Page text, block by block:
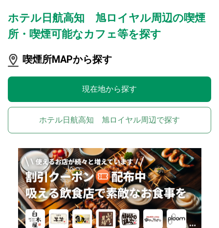
ホテル日航高知 旭ロイヤル周辺の喫煙
所・喫煙可能なカフェ等を探す
喫煙所MAPから探す
現在地から探す
ホテル日航高知 旭ロイヤル周辺で探す